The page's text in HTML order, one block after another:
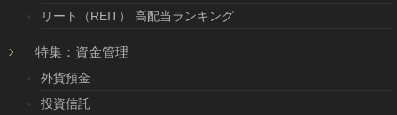
リート（REIT） 高配当ランキング
特集：資金管理
外貨預金
投資信託